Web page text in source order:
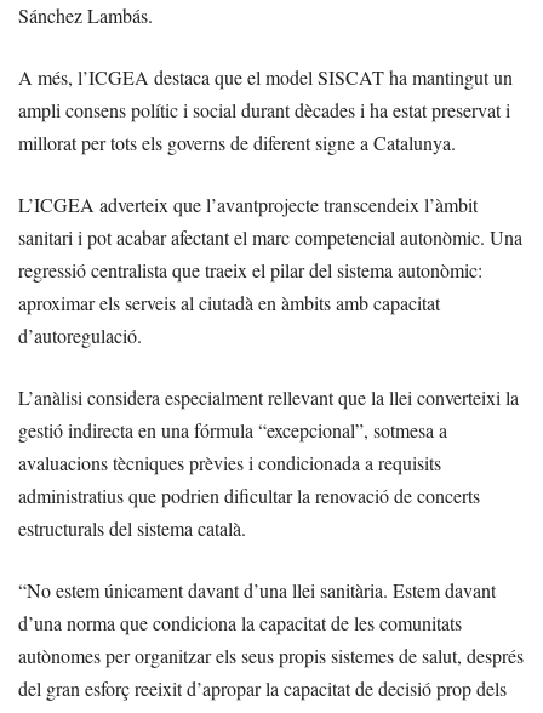
Sánchez Lambás.
A més, l’ICGEA destaca que el model SISCAT ha mantingut un
ampli consens polític i social durant dècades i ha estat preservat i
millorat per tots els governs de diferent signe a Catalunya.
L’ICGEA adverteix que l’avantprojecte transcendeix l’àmbit
sanitari i pot acabar afectant el marc competencial autonòmic. Una
regressió centralista que traeix el pilar del sistema autonòmic:
aproximar els serveis al ciutadà en àmbits amb capacitat
d’autoregulació.
L’anàlisi considera especialment rellevant que la llei converteixi la
gestió indirecta en una fórmula “excepcional”, sotmesa a
avaluacions tècniques prèvies i condicionada a requisits
administratius que podrien dificultar la renovació de concerts
estructurals del sistema català.
“No estem únicament davant d’una llei sanitària. Estem davant
d’una norma que condiciona la capacitat de les comunitats
autònomes per organitzar els seus propis sistemes de salut, després
del gran esforç reeixit d’apropar la capacitat de decisió prop dels